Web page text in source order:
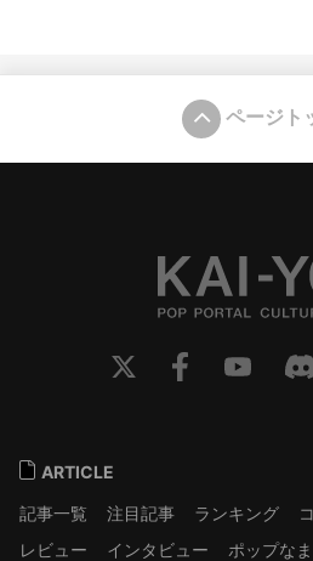
ページト
ARTICLE
記事一覧
注目記事 ランキング
レビュー
インタビュー ポップな